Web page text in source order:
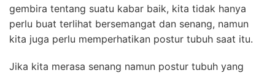
gembira tentang suatu kabar baik, kita tidak hanya
perlu buat terlihat bersemangat dan senang, namun
kita juga perlu memperhatikan postur tubuh saat itu.
Jika kita merasa senang namun postur tubuh yang